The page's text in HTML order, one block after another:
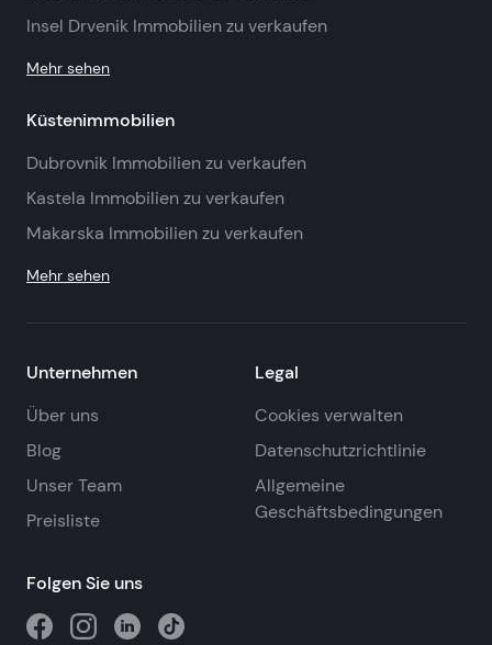
Insel Drvenik Immobilien zu verkaufen
Mehr sehen
Küstenimmobilien
Dubrovnik Immobilien zu verkaufen
Kastela Immobilien zu verkaufen
Makarska Immobilien zu verkaufen
Mehr sehen
Unternehmen
Über uns
Blog
Unser Team
Preisliste
Legal
Cookies verwalten
Datenschutzrichtlinie
Allgemeine
Geschäftsbedingungen
Folgen Sie uns